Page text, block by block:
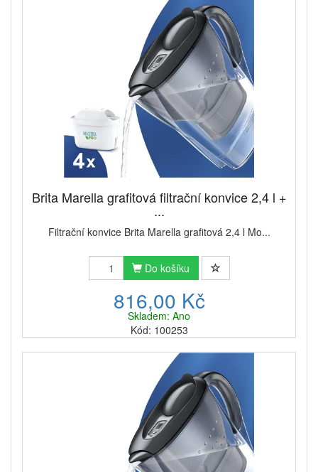
Brita Marella grafitová filtrační konvice 2,4 l +
...
Filtrační konvice Brita Marella grafitová 2,4 l Mo...
Do košíku
816,00 Kč
Skladem: Ano
Kód: 100253